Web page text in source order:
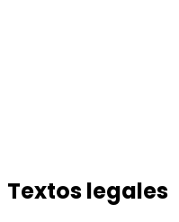
Textos legales